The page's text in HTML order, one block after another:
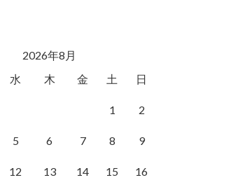
2026年8月
水 木 金 土 日
1 2
5 6 7 8 9
12 13 14 15 16